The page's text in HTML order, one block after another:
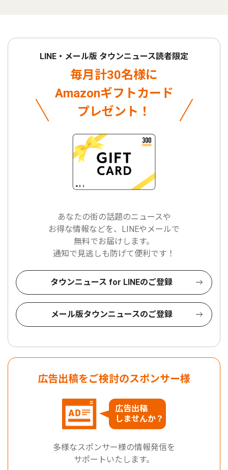
LINE・メール版 タウンニュース読者限定
毎月計30名様に
Amazonギフトカード
プレゼント！
あなたの街の話題のニュースや
お得な情報などを、LINEやメールで
無料でお届けします。
通知で見逃しも防げて便利です！
タウンニュース for LINEのご登録
メール版タウンニュースのご登録
広告出稿をご検討のスポンサー様
広告出稿
しませんか？
多様なスポンサー様の情報発信を
サポートいたします。